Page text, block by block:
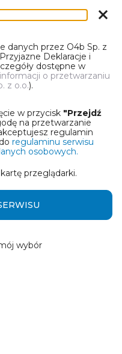
kreatora online
DEK
close
danych przez O4b Sp. z
Deklaracje i
dostępne w
o przetwarzaniu
z o.o.).
w przycisk "Przejdź
na przetwarzanie
regulamin
regulaminu serwisu
osobowych.
przeglądarki.
wybór